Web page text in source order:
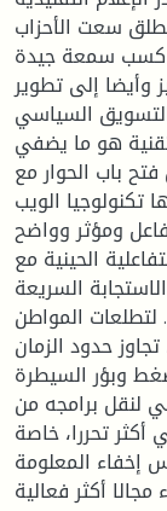
سعت الأحزاب
كسب سمعة جيدة
إلى تطوير
السياسي
هو ما يضفي
باب الحوار مع
تكنولوجيا الويب
فاعل ومؤثر وواضح
الحينية مع
السريعة
لتطلعات المواطن .
حدود الزمان
وبؤر السيطرة
برامجه من
تحررا، خاصة
إخفاء المعلومة
أكثر فعالية